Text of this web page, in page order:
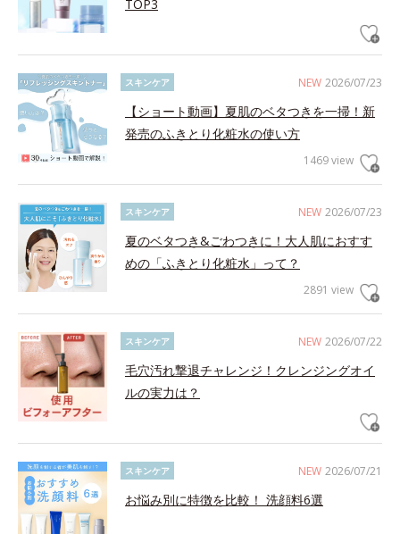
TOP3
NEW 2026/07/23
スキンケア
【ショート動画】夏肌のベタつきを一掃！新
発売のふきとり化粧水の使い方
1469 view
NEW 2026/07/23
スキンケア
夏のベタつき&ごわつきに！大人肌におすす
めの「ふきとり化粧水」って？
2891 view
NEW 2026/07/22
スキンケア
毛穴汚れ撃退チャレンジ！クレンジングオイ
ルの実力は？
NEW 2026/07/21
スキンケア
お悩み別に特徴を比較！ 洗顔料6選